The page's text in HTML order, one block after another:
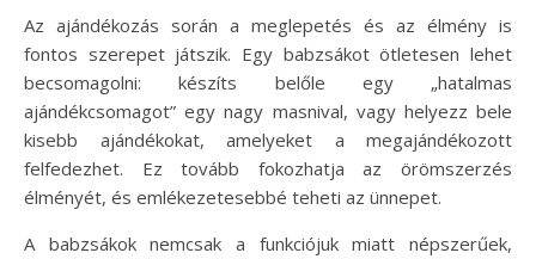
Az ajándékozás során a meglepetés és az élmény is
fontos szerepet játszik. Egy babzsákot ötletesen lehet
becsomagolni: készíts belőle egy „hatalmas
ajándékcsomagot” egy nagy masnival, vagy helyezz bele
kisebb ajándékokat, amelyeket a megajándékozott
felfedezhet. Ez tovább fokozhatja az örömszerzés
élményét, és emlékezetesebbé teheti az ünnepet.
A babzsákok nemcsak a funkciójuk miatt népszerűek,